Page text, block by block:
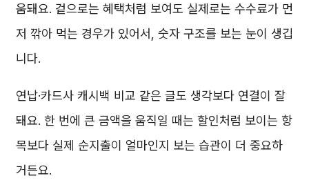
움돼요. 겉으로는 혜택처럼 보여도 실제로는 수수료가 먼
저 깎아 먹는 경우가 있어서, 숫자 구조를 보는 눈이 생깁
니다.
연납·카드사 캐시백 비교 같은 글도 생각보다 연결이 잘
돼요. 한 번에 큰 금액을 움직일 때는 할인처럼 보이는 항
목보다 실제 순지출이 얼마인지 보는 습관이 더 중요하
거든요.